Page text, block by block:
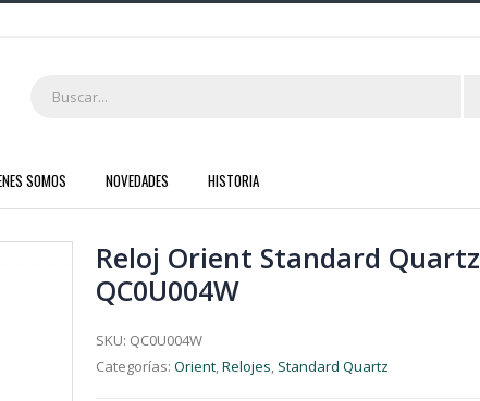
SOMOS NOVEDADES HISTORIA
Reloj Orient Standard Quartz
QC0U004W
SKU: QC0U004W
Categorías: Orient,Relojes, Standard Quartz